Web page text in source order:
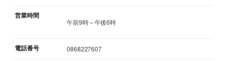
営業時間
午前9時～午後6時
電話番号 0868227607